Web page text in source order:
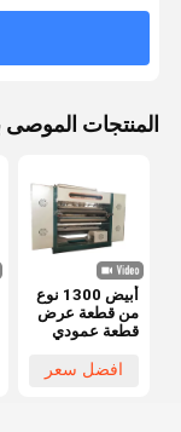
المنتجات الموصى
أبيض 1300 نوع
من قطعة عرض
قطعة عمودي
عالية الدقة
افضل سعر